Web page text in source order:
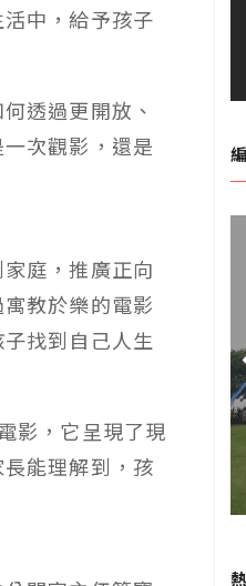
中，給予孩子
透過更開放、
次觀影，還是
庭，推廣正向
教於樂的電影
找到自己人生
影，它呈現了現
能理解到，孩